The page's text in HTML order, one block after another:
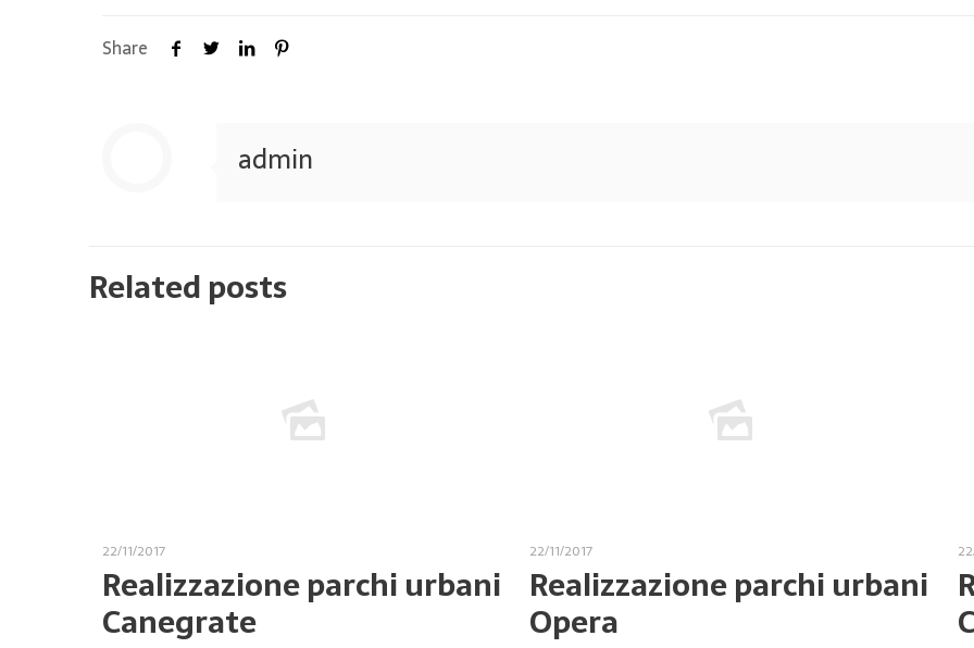
Share
admin
Related posts
22/11/2017
Realizzazione parchi urbani
Canegrate
22/11/2017
Realizzazione parchi urbani
Opera